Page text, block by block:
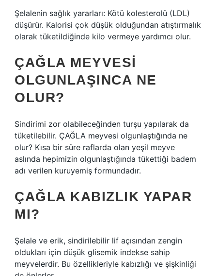
Şelalenin sağlık yararları: Kötü kolesterolü (LDL)
düşürür. Kalorisi çok düşük olduğundan atıştırmalık
olarak tüketildiğinde kilo vermeye yardımcı olur.
ÇAĞLA MEYVESI
OLGUNLAŞINCA NE
OLUR?
Sindirimi zor olabileceğinden turşu yapılarak da
tüketilebilir. ÇAĞLA meyvesi olgunlaştığında ne
olur? Kısa bir süre raflarda olan yeşil meyve
aslında hepimizin olgunlaştığında tükettiği badem
adı verilen kuruyemiş formundadır.
ÇAĞLA KABIZLIK YAPAR
MI?
Şelale ve erik, sindirilebilir lif açısından zengin
oldukları için düşük glisemik indekse sahip
meyvelerdir. Bu özellikleriyle kabızlığı ve şişkinliği